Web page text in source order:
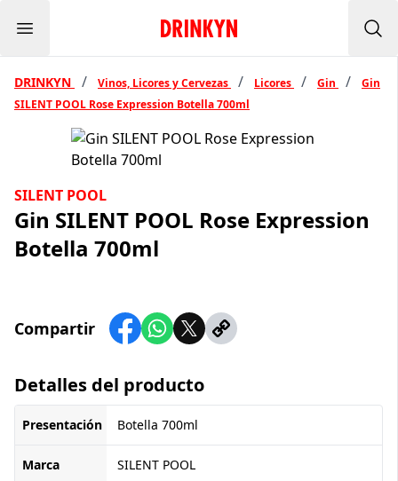
Menu Inicio Drinkyn
DRINKYN / Vinos, Licores y Cervezas / Licores / Gin /
Gin
SILENT POOL Rose Expression Botella 700ml
SILENT POOL
Gin SILENT POOL Rose Expression
Botella 700ml
Compartir
Detalles del producto
Presentación Botella 700ml
Marca SILENT POOL